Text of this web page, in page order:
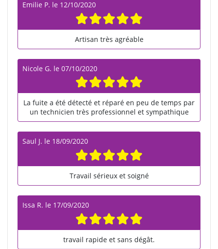
Emilie P. le 12/10/2020
Artisan très agréable
Nicole G. le 07/10/2020
La fuite a été détecté et réparé en peu de temps par
un technicien très professionnel et sympathique
Saul J. le 18/09/2020
Travail sérieux et soigné
Issa R. le 17/09/2020
travail rapide et sans dégât.